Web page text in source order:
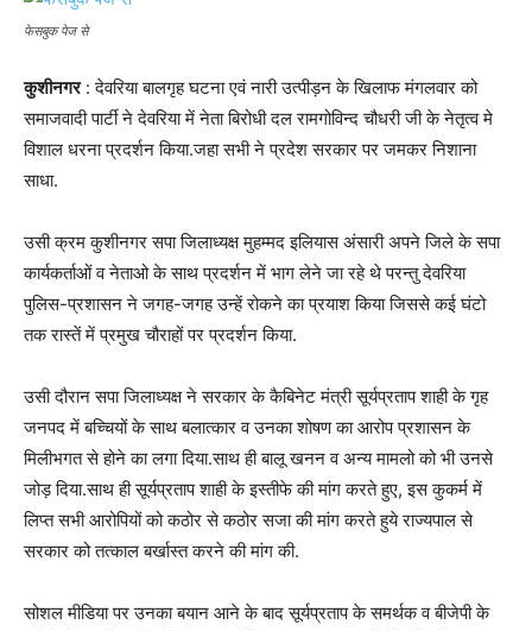
फेसबुक पेज से
कुशीनगर: देवरिया बालगृह घटना एवं नारी उत्पीड़न के खिलाफ मंगलवार को
समाजवादी पार्टी ने देवरिया में नेता बिरोधी दल रामगोविन्द चौधरी जी के नेतृत्व मे
विशाल धरना प्रदर्शन किया.जहा सभी ने प्रदेश सरकार पर जमकर निशाना
साधा.
उसी क्रम कुशीनगर सपा जिलाध्यक्ष मुहम्मद इलियास अंसारी अपने जिले के सपा
कार्यकर्ताओं व नेताओ के साथ प्रदर्शन में भाग लेने जा रहे थे परन्तु देवरिया
पुलिस-प्रशासन ने जगह-जगह उन्हें रोकने का प्रयाश किया जिससे कई घंटो
तक रास्तें में प्रमुख चौराहों पर प्रदर्शन किया.
उसी दौरान सपा जिलाध्यक्ष ने सरकार के कैबिनेट मंत्री सूर्यप्रताप शाही के गृह
जनपद में बच्चियों के साथ बलात्कार व उनका शोषण का आरोप प्रशासन के
मिलीभगत से होने का लगा दिया.साथ ही बालू खनन व अन्य मामलो को भी उनसे
जोड़ दिया.साथ ही सूर्यप्रताप शाही के इस्तीफे की मांग करते हुए, इस कुकर्म में
लिप्त सभी आरोपियों को कठोर से कठोर सजा की मांग करते हुये राज्यपाल से
सरकार को तत्काल बर्खास्त करने की मांग की.
सोशल मीडिया पर उनका बयान आने के बाद सूर्यप्रताप के समर्थक व बीजेपी के